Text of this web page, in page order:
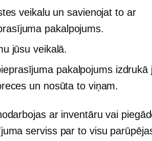
veikalu un savienojat to ar
pakalpojums.
jūsu veikalā.
pakalpojums izdrukā
un nosūta to viņam.
ar inventāru vai
serviss par to visu